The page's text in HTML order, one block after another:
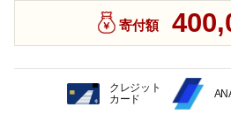
寄付額
クレジット
カード